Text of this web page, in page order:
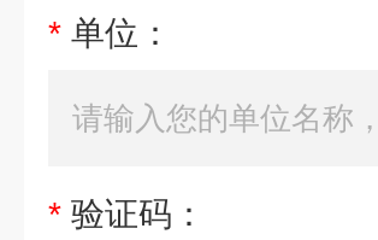
* 单位：
* 验证码：